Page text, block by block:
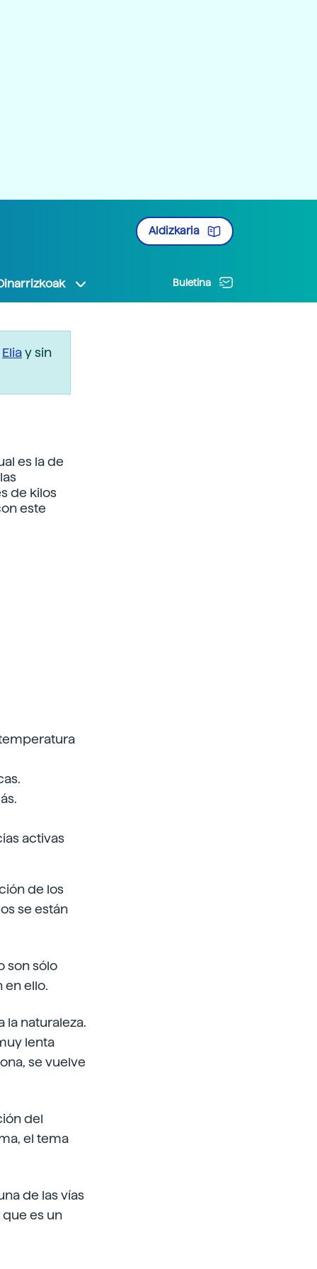
Aldizkaria
Buletina
Eliay sin
es la de
de kilos
este
activas
de los
se están
son sólo
en ello.
la naturaleza.
lenta
se vuelve
del
el tema
de las vías
es un